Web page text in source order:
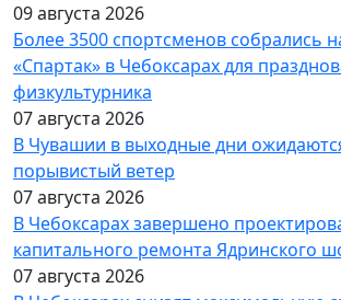
09 августа 2026
Более 3500 спортсменов собрались
«Спартак» в Чебоксарах для
физкультурника
07 августа 2026
В Чувашии в выходные дни
порывистый ветер
07 августа 2026
В Чебоксарах завершено
капитального ремонта Ядринского
07 августа 2026